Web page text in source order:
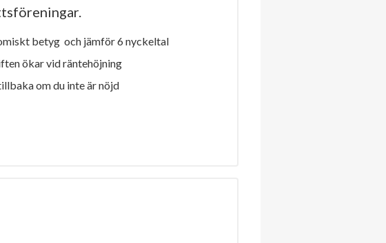
betyg och jämför 6 nyckeltal
ökar vid räntehöjning
om du inte är nöjd